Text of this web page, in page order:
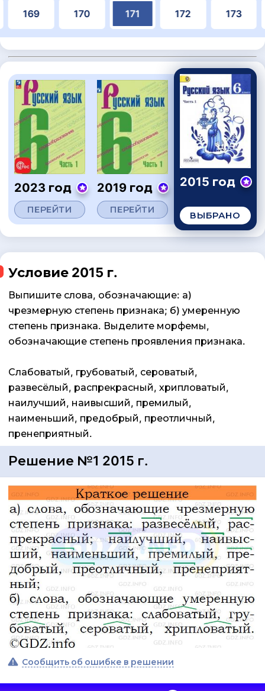
169 170 171 172 173
2023 год
ПЕРЕЙТИ
2019 год
ПЕРЕЙТИ
2015 год
ВЫБРАНО
Условие 2015 г.
Выпишите слова, обозначающие: а)
чрезмерную степень признака; б) умеренную
степень признака. Выделите морфемы,
обозначающие степень проявления признака.
Слабоватый, грубоватый, сероватый,
развесёлый, распрекрасный, хрипловатый,
наилучший, наивысший, премилый,
наименьший, предобрый, преотличный,
пренеприятный.
Решение №1 2015 г.
Сообщить об ошибке в решении